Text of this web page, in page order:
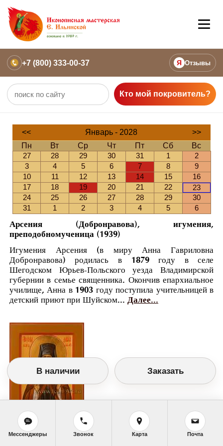
+7 (800) 333-00-37 Я Отзывы
Кто мой покровитель?
<< Январь - 2028
>>
Пн
Вт Ср Чт Пт Сб
Вс
27
28 29 30 31 1
2
3
4 5 6 7 8
9
10
11 12 13 14 15
16
17
18 19 20 21 22
23
24
25 26 27 28 29
30
31
1 2 3 4 5 6
Арсения (Добронравова), игумения,
преподобномученица (1939)
Игумения Арсения (в миру Анна Гавриловна
Добронравова) родилась в 1879 году в селе
Шегодском Юрьев-Польского уезда Владимирской
губернии в семье священника. Окончив епархиальное
училище, Анна в 1903 году поступила учительницей в
детский приют при Шуйском... Далее...
Православный календарь
<<Воскресенье, 23 Января (10 Января по
В наличии Заказать
Мессенджеры Звонок Карта Почта